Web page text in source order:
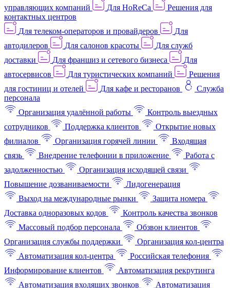
управляющих компаний
Для HoReCa
Решения для
контактных центров
Для телеком-операторов и провайдеров
Для
автодилеров
Для салонов красоты
Для служб
доставки
Для франшиз и сетевого бизнеса
Для
автосервисов
Для туристических компаний
Решения
для гостиниц и отелей
Для кафе и ресторанов
Служба
персонала
Организация удалённой работы
Контроль выездных
сотрудников
Поддержка клиентов
Открытие новых
филиалов
Организация горячей линии
Входящая
связь
Внедрение телефонии в приложение
Работа с
задолженностью
Организация исходящей связи
Повышение дозваниваемости
Лидогенерация
Выход на международные рынки
Защита номера
Доставка одноразовых кодов
Контроль качества звонков
Массовый подбор персонала
Обзвон клиентов
Организация службы поддержки
Организация кол-центра
Автоматизация кол-центра
Российская телефония
Информирование клиентов
Автоматизация рекрутинга
Автоматизация входящих звонков
Автоматизация